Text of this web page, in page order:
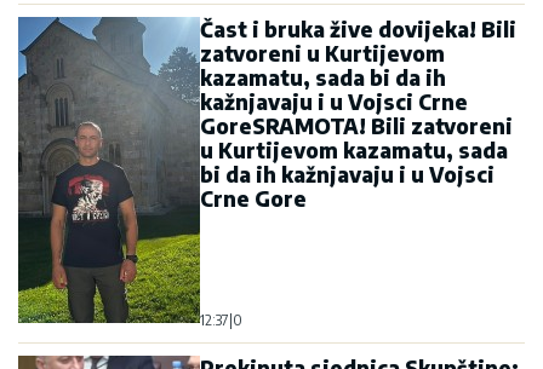
Čast i bruka žive dovijeka! Bili
zatvoreni u Kurtijevom
kazamatu, sada bi da ih
kažnjavaju i u Vojsci Crne
GoreSRAMOTA! Bili zatvoreni
u Kurtijevom kazamatu, sada
bi da ih kažnjavaju i u Vojsci
Crne Gore
12:37 0